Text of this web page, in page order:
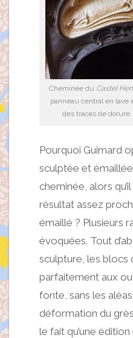
Cheminée du Castel
panneau central en lave
des traces de
Pourquoi Guimard
sculptée et
cheminée, alors
résultat assez
émaillé ? Plusieurs
évoquées. Tout
sculpture, les blocs
parfaitement aux
fonte, sans les
déformation du grès
le fait qu’une